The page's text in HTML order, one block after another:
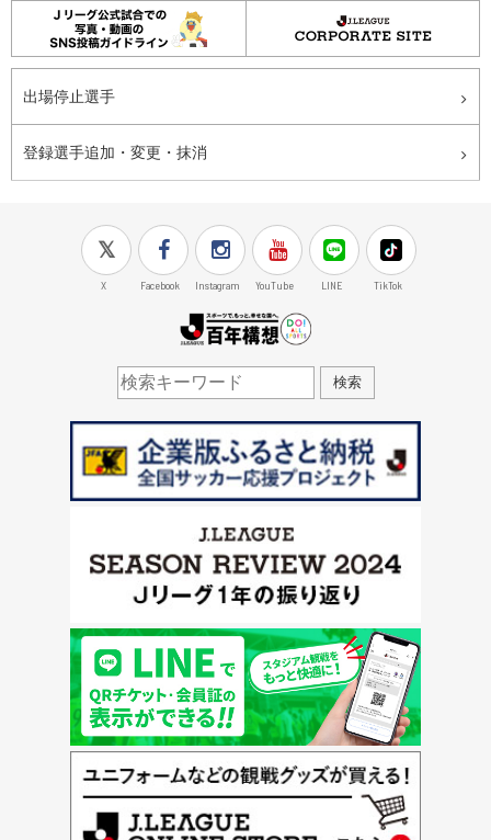
出場停止選手
登録選手追加・変更・抹消
X Facebook Instagram YouTube LINE TikTok
検索